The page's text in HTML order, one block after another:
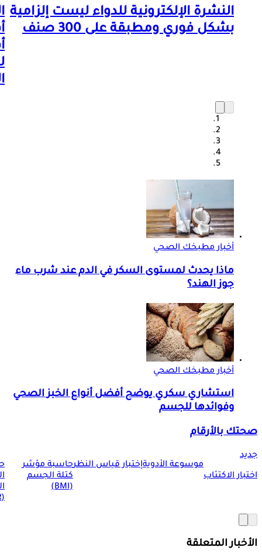
النشرة الإلكترونية للدواء ليست إلزامية
بشكل فوري ومطبقة على 300 صنف
أخبار مطبخك الصحي
ماذا يحدث لمستوى السكر في الدم عند شرب ماء
جوز الهند؟
أخبار مطبخك الصحي
استشاري سكري يوضح أفضل أنواع الخبز الصحي
وفوائدها للجسم
صحتك بالأرقام
جديد
اختبار الاكتئاب
موسوعة الأدويةإختبار قياس النظرحاسبة مؤشر
كتلة الجسم
(BMI)
(BMR)
الأخبار المتعلقة